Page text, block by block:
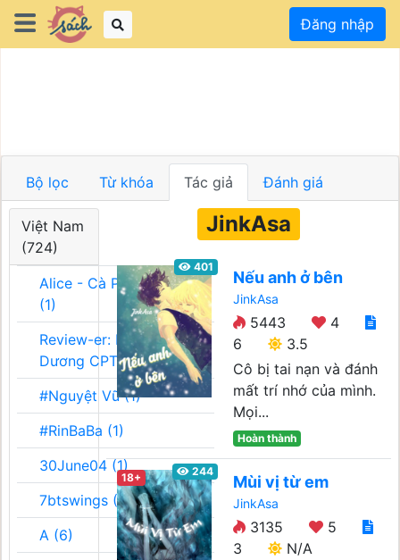
Đăng nhập
Bộ lọc Từ khóa Tác giả Đánh giá
Việt Nam
(724)
Alice - Cà Phê Team
(1)
Review-er: Dương
Dương CPT (1)
#Nguyệt Vũ (1)
#RinBaBa (1)
30June04 (1)
7btswings (3)
A (6)
JinkAsa
401
Nếu anh ở bên
JinkAsa
5443
4
6
3.5
Cô bị tai nạn và đánh
mất trí nhớ của mình.
Mọi...
Hoàn thành
18+ 244
Mùi vị từ em
JinkAsa
3135
5
3
N/A